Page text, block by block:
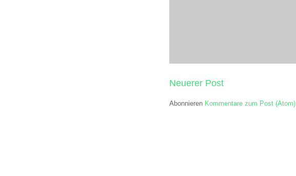
Neuerer Post
Abonnieren Kommentare zum Post (Atom)